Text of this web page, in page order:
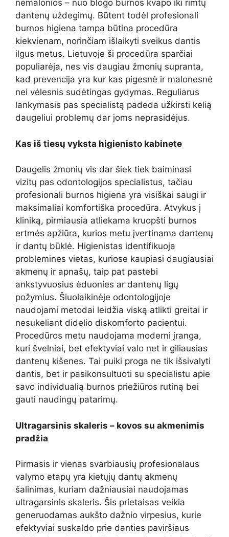
nemalonios – nuo blogo burnos kvapo iki rimtų
dantenų uždegimų. Būtent todėl profesionali
burnos higiena tampa būtina procedūra
kiekvienam, norinčiam išlaikyti sveikus dantis
ilgus metus. Lietuvoje ši procedūra sparčiai
populiarėja, nes vis daugiau žmonių supranta,
kad prevencija yra kur kas pigesnė ir malonesnė
nei vėlesnis sudėtingas gydymas. Reguliarus
lankymasis pas specialistą padeda užkirsti kelią
daugeliui problemų dar joms neprasidėjus.
Kas iš tiesų vyksta higienisto kabinete
Daugelis žmonių vis dar šiek tiek baiminasi
vizitų pas odontologijos specialistus, tačiau
profesionali burnos higiena yra visiškai saugi ir
maksimaliai komfortiška procedūra. Atvykus į
kliniką, pirmiausia atliekama kruopšti burnos
ertmės apžiūra, kurios metu įvertinama dantenų
ir dantų būklė. Higienistas identifikuoja
problemines vietas, kuriose kaupiasi daugiausiai
akmenų ir apnašų, taip pat pastebi
ankstyvuosius ėduonies ar dantenų ligų
požymius. Šiuolaikinėje odontologijoje
naudojami metodai leidžia viską atlikti greitai ir
nesukeliant didelio diskomforto pacientui.
Procedūros metu naudojama moderni įranga,
kuri švelniai, bet efektyviai valo net ir giliausias
dantenų kišenes. Tai puiki proga ne tik išsivalyti
dantis, bet ir pasikonsultuoti su specialistu apie
savo individualią burnos priežiūros rutiną bei
gauti naudingų patarimų.
Ultragarsinis skaleris – kovos su akmenimis
pradžia
Pirmasis ir vienas svarbiausių profesionalaus
valymo etapų yra kietųjų dantų akmenų
šalinimas, kuriam dažniausiai naudojamas
ultragarsinis skaleris. Šis prietaisas veikia
generuodamas aukšto dažnio virpesius, kurie
efektyviai suskaldo prie danties paviršiaus